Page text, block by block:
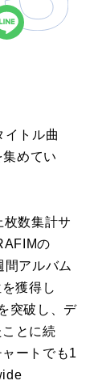
イトル曲
めてい
枚数集計サ
の
間アルバム
獲得し
突破し、デ
とに続
ート でも1